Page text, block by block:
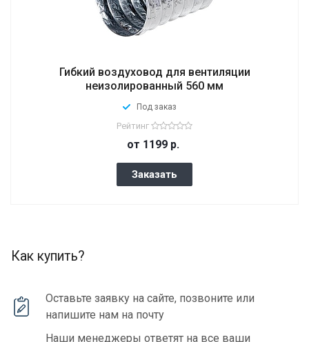
Гибкий воздуховод для вентиляции
неизолированный 560 мм
Под заказ
Рейтинг
от 1199 р.
Заказать
Как купить?
Оставьте заявку на сайте, позвоните или
напишите нам на почту
Наши менеджеры ответят на все ваши